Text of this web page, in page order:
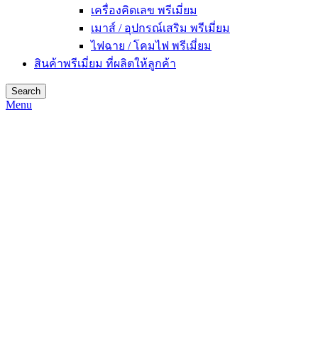
เครื่องคิดเลข พรีเมี่ยม
เมาส์ / อุปกรณ์เสริม พรีเมี่ยม
ไฟฉาย / โคมไฟ พรีเมี่ยม
สินค้าพรีเมี่ยม ที่ผลิตให้ลูกค้า
Search
Menu